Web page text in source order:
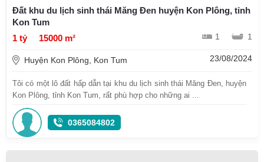
Đất khu du lịch sinh thái Măng Đen huyện Kon Plông, tỉnh
Kon Tum
1 tỷ
15000 m² 1 1
Huyện Kon Plông, Kon Tum 23/08/2024
Tôi có một lô đất hấp dẫn tại khu du lịch sinh thái Măng Đen, huyện
Kon Plông, tỉnh Kon Tum, rất phù hợp cho những ai ...
0365084802